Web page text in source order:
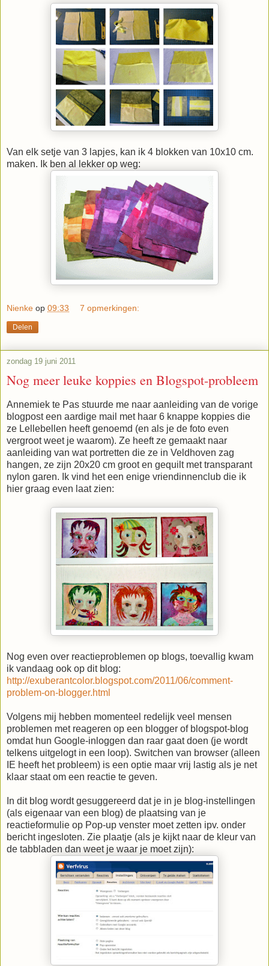
Van elk setje van 3 lapjes, kan ik 4 blokken van 10x10 cm.
maken. Ik ben al lekker op weg:
Nienke op 09:33 7 opmerkingen:
Delen
zondag 19 juni 2011
Nog meer leuke koppies en Blogspot-probleem
Annemiek te Pas stuurde me naar aanleiding van de vorige
blogpost een aardige mail met haar 6 knappe koppies die
ze Lellebellen heeft genoemd (en als je de foto even
vergroot weet je waarom). Ze heeft ze gemaakt naar
aanleiding van wat portretten die ze in Veldhoven zag
hangen, ze zijn 20x20 cm groot en gequilt met transparant
nylon garen. Ik vind het een enige vriendinnenclub die ik
hier graag even laat zien:
Nog even over reactieproblemen op blogs, toevallig kwam
ik vandaag ook op dit blog:
http://exuberantcolor.blogspot.com/2011/06/comment-
problem-on-blogger.html
Volgens mij hebben momenteel redelijk veel mensen
problemen met reageren op een blogger of blogspot-blog
omdat hun Google-inloggen dan raar gaat doen (je wordt
telkens uitgelogt in een loop). Switchen van browser (alleen
IE heeft het probleem) is een optie maar vrij lastig als je net
klaar staat om een reactie te geven.
In dit blog wordt gesuggereerd dat je in je blog-instellingen
(als eigenaar van een blog) de plaatsing van je
reactieformulie op Pop-up venster moet zetten ipv. onder
bericht ingesloten. Zie plaatje (als je kijkt naar de kleur van
de tabbladen dan weet je waar je moet zijn):